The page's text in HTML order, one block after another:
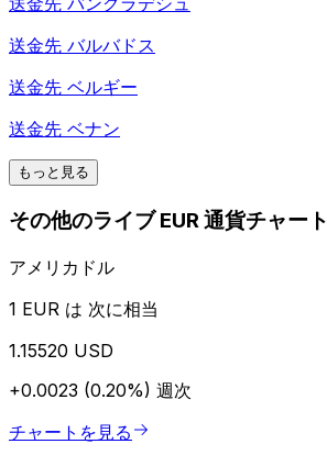
送金先 バルバドス
送金先 ベルギー
送金先 ベナン
もっと見る
その他のライブ EUR 通貨チャート
アメリカドル
1 EUR は 次に相当
1.15520 USD
+0.0023 (0.20%) 週次
チャートを見る